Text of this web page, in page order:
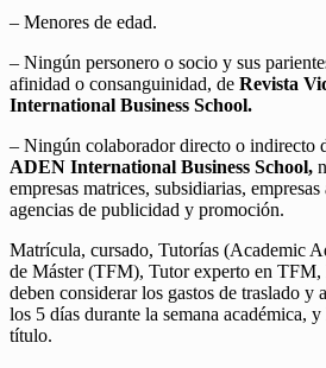
– Menores de edad.
– Ningún personero o socio y sus
afinidad o consanguinidad, de Revista
International Business School.
– Ningún colaborador directo o indirecto
ADEN International Business School,
empresas matrices, subsidiarias,
agencias de publicidad y promoción.
Matrícula, cursado, Tutorías (Academic
de Máster (TFM), Tutor experto en
deben considerar los gastos de traslado y
los 5 días durante la semana académica, y
título.